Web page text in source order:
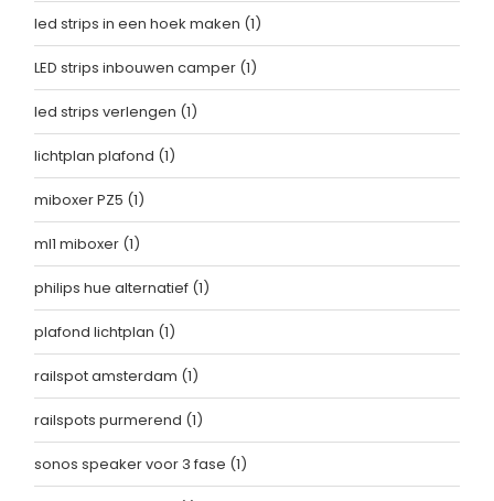
led strips in een hoek maken (1)
LED strips inbouwen camper (1)
led strips verlengen (1)
lichtplan plafond (1)
miboxer PZ5 (1)
ml1 miboxer (1)
philips hue alternatief (1)
plafond lichtplan (1)
railspot amsterdam (1)
railspots purmerend (1)
sonos speaker voor 3 fase (1)